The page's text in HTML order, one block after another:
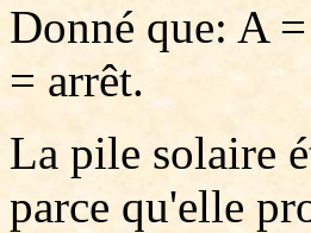
Donné que: A
= arrêt.
La pile solaire
parce qu'elle